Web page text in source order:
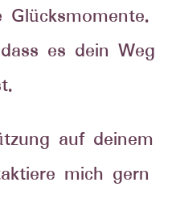
es dein Weg
auf deinem
mich gern